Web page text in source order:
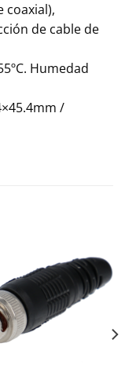
coaxial),
de cable de
Humedad
/